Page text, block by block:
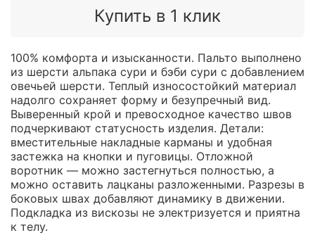
Купить в 1 клик
100% комфорта и изысканности. Пальто выполнено
из шерсти альпака сури и бэби сури с добавлением
овечьей шерсти. Теплый износостойкий материал
надолго сохраняет форму и безупречный вид.
Выверенный крой и превосходное качество швов
подчеркивают статусность изделия. Детали:
вместительные накладные карманы и удобная
застежка на кнопки и пуговицы. Отложной
воротник — можно застегнуться полностью, а
можно оставить лацканы разложенными. Разрезы в
боковых швах добавляют динамику в движении.
Подкладка из вискозы не электризуется и приятна
к телу.